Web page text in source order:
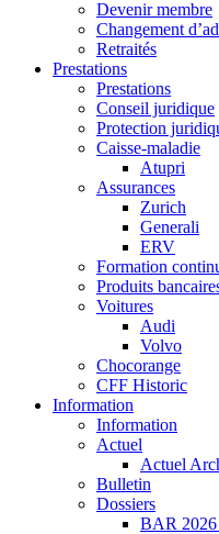
Devenir membre
Changement
Retraités
Prestations
Prestations
Conseil juridique
Protection
Caisse-maladie
Atupri
Assurances
Zurich
Generali
ERV
Formation
Produits
Voitures
Audi
Volvo
Chocorange
CFF Historic
Information
Information
Actuel
Actuel
Bulletin
Dossiers
BAR 2026